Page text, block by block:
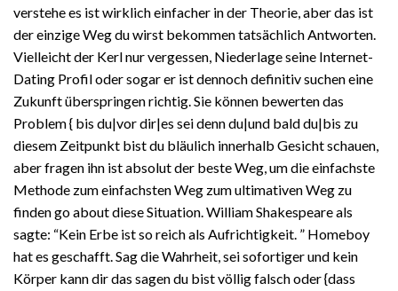
verstehe es ist wirklich einfacher in der Theorie, aber das ist
der einzige Weg du wirst bekommen tatsächlich Antworten.
Vielleicht der Kerl nur vergessen, Niederlage seine Internet-
Dating Profil oder sogar er ist dennoch definitiv suchen eine
Zukunft überspringen richtig. Sie können bewerten das
Problem { bis du|vor dir|es sei denn du|und bald du|bis zu
diesem Zeitpunkt bist du bläulich innerhalb Gesicht schauen,
aber fragen ihn ist absolut der beste Weg, um die einfachste
Methode zum einfachsten Weg zum ultimativen Weg zu
finden go about diese Situation. William Shakespeare als
sagte: “Kein Erbe ist so reich als Aufrichtigkeit. ” Homeboy
hat es geschafft. Sag die Wahrheit, sei sofortiger und kein
Körper kann dir das sagen du bist völlig falsch oder {dass